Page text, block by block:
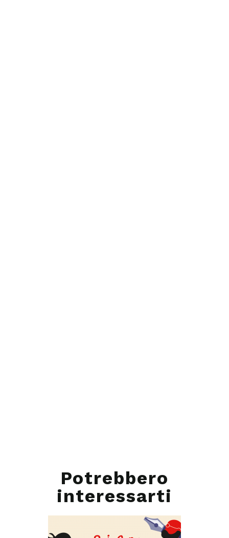
Potrebbero
interessarti